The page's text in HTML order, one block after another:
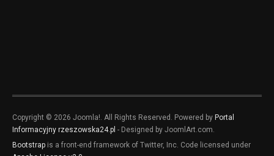
Copyright © 2026 Joomla!. All Rights Reserved. Powered by Portal
Informacyjny rzeszowska24.pl - Designed by JoomlArt.com.
Bootstrap is a front-end framework of Twitter, Inc. Code licensed under